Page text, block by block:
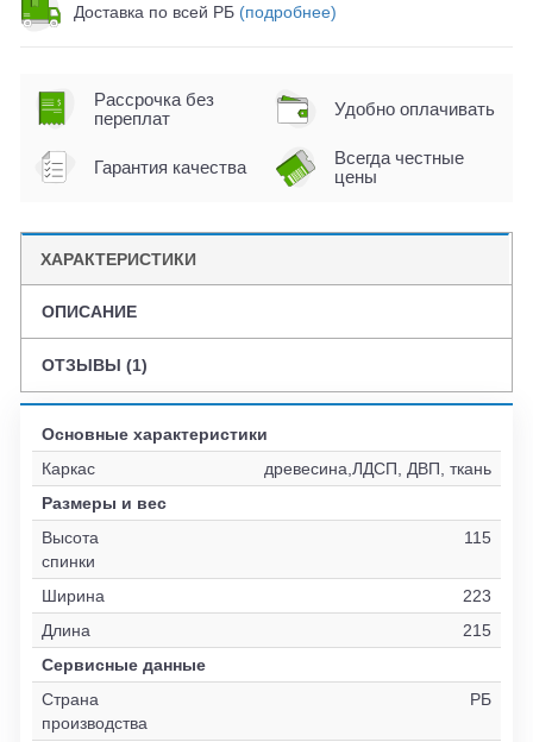
Доставка по всей РБ (подробнее)
Рассрочка без
переплат
Удобно оплачивать
Гарантия качества
Всегда честные
цены
ХАРАКТЕРИСТИКИ
ОПИСАНИЕ
ОТЗЫВЫ (1)
Основные характеристики
Каркас
древесина,ЛДСП, ДВП, ткань
Размеры и вес
Высота
спинки
115
Ширина
223
Длина
215
Сервисные данные
Страна
производства
РБ